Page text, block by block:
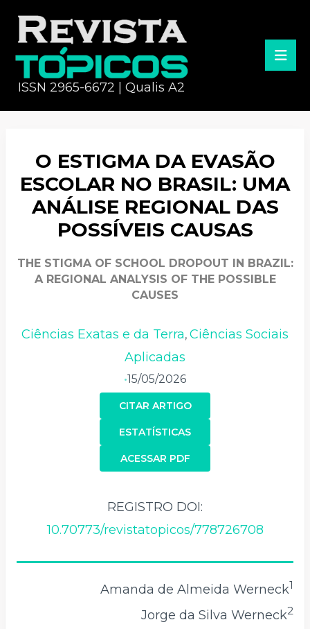
ISSN 2965-6672 | Qualis A2
O ESTIGMA DA EVASÃO
ESCOLAR NO BRASIL: UMA
ANÁLISE REGIONAL DAS
POSSÍVEIS CAUSAS
THE STIGMA OF SCHOOL DROPOUT IN BRAZIL:
A REGIONAL ANALYSIS OF THE POSSIBLE
CAUSES
Ciências Exatas e da Terra, Ciências Sociais
Aplicadas
•15/05/2026
CITAR ARTIGO
ACESSAR PDF
ESTATÍSTICAS
REGISTRO DOI:
10.70773/revistatopicos/778726708
Amanda de Almeida Werneck1
Jorge da Silva Werneck2